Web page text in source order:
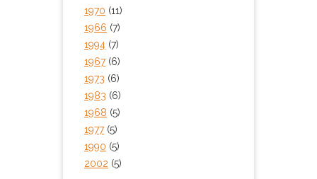
1970 (11)
1966 (7)
1994 (7)
1967(6)
1973 (6)
1983 (6)
1968 (5)
1977(5)
1990 (5)
2002 (5)